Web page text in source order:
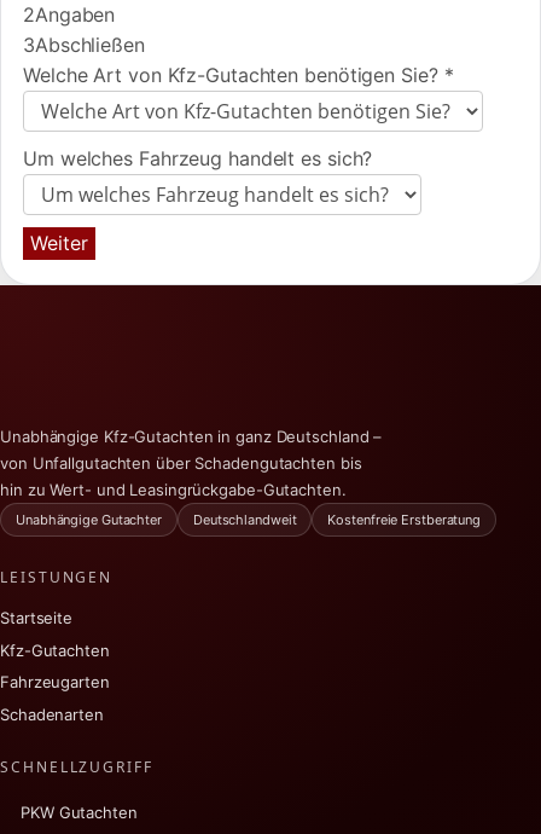
2Angaben
3Abschließen
Welche Art von Kfz-Gutachten benötigen Sie? *
Um welches Fahrzeug handelt es sich?
Weiter
Unabhängige Kfz-Gutachten in ganz Deutschland –
von Unfallgutachten über Schadengutachten bis
hin zu Wert- und Leasingrückgabe-Gutachten.
Unabhängige Gutachter Deutschlandweit Kostenfreie Erstberatung
LEISTUNGEN
Startseite
Kfz-Gutachten
Fahrzeugarten
Schadenarten
SCHNELLZUGRIFF
PKW Gutachten